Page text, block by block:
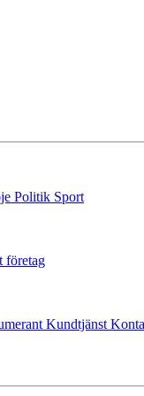
Politik Sport
företag
Kundtjänst